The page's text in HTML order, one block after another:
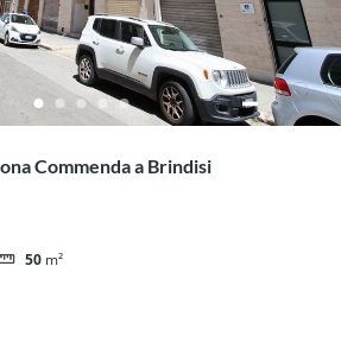
Commenda a Brindisi
50 m²